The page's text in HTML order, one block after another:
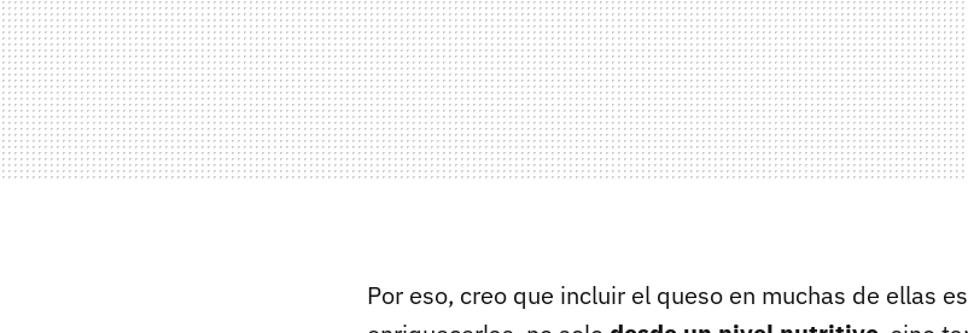
Por eso, creo que incluir el queso en muchas de ellas